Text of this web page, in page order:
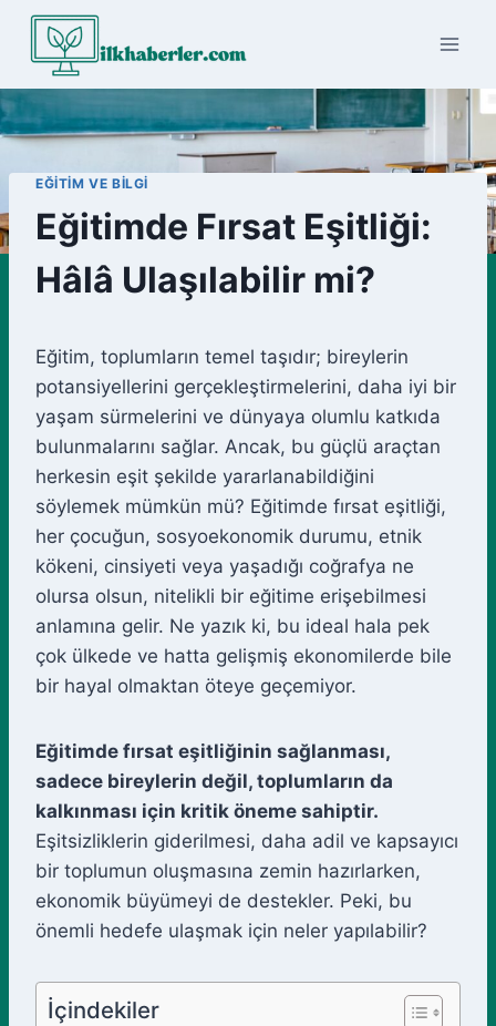
Skip
content
EĞITIM VE BILGI
Eğitimde Fırsat Eşitliği:
Hâlâ Ulaşılabilir mi?
Eğitim, toplumların temel taşıdır; bireylerin
potansiyellerini gerçekleştirmelerini, daha iyi bir
yaşam sürmelerini ve dünyaya olumlu katkıda
bulunmalarını sağlar. Ancak, bu güçlü araçtan
herkesin eşit şekilde yararlanabildiğini
söylemek mümkün mü? Eğitimde fırsat eşitliği,
her çocuğun, sosyoekonomik durumu, etnik
kökeni, cinsiyeti veya yaşadığı coğrafya ne
olursa olsun, nitelikli bir eğitime erişebilmesi
anlamına gelir. Ne yazık ki, bu ideal hala pek
çok ülkede ve hatta gelişmiş ekonomilerde bile
bir hayal olmaktan öteye geçemiyor.
Eğitimde fırsat eşitliğinin sağlanması,
sadece bireylerin değil, toplumların da
kalkınması için kritik öneme sahiptir.
Eşitsizliklerin giderilmesi, daha adil ve kapsayıcı
bir toplumun oluşmasına zemin hazırlarken,
ekonomik büyümeyi de destekler. Peki, bu
önemli hedefe ulaşmak için neler yapılabilir?
İçindekiler